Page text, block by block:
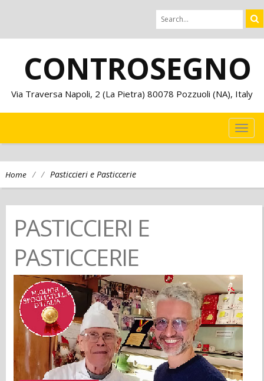
CONTROSEGNO
Via Traversa Napoli, 2 (La Pietra) 80078 Pozzuoli (NA), Italy
Home / / Pasticcieri e Pasticcerie
PASTICCIERI E
PASTICCERIE